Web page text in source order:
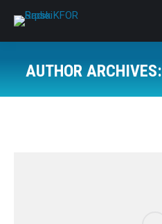
AUTHOR ARCHIVES: